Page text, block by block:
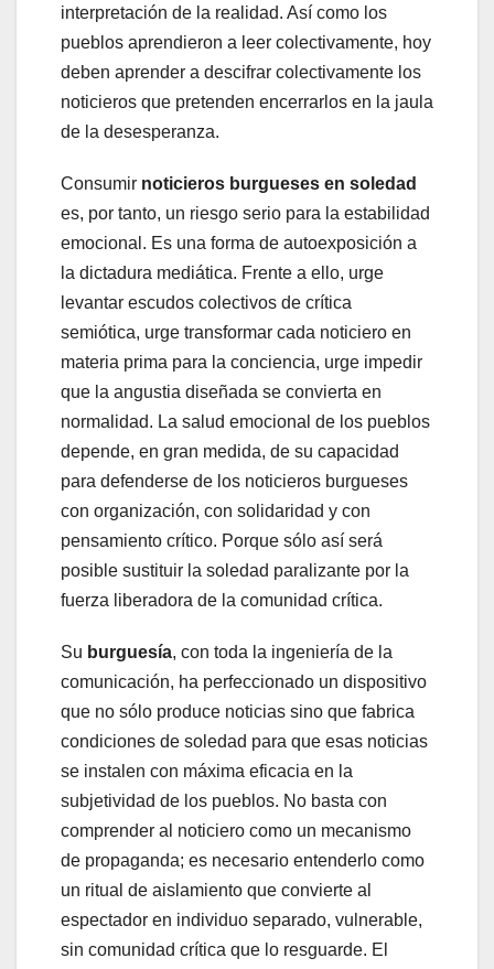
interpretación de la realidad. Así como los
pueblos aprendieron a leer colectivamente, hoy
deben aprender a descifrar colectivamente los
noticieros que pretenden encerrarlos en la jaula
de la desesperanza.
Consumir noticieros burgueses en soledad
es, por tanto, un riesgo serio para la estabilidad
emocional. Es una forma de autoexposición a
la dictadura mediática. Frente a ello, urge
levantar escudos colectivos de crítica
semiótica, urge transformar cada noticiero en
materia prima para la conciencia, urge impedir
que la angustia diseñada se convierta en
normalidad. La salud emocional de los pueblos
depende, en gran medida, de su capacidad
para defenderse de los noticieros burgueses
con organización, con solidaridad y con
pensamiento crítico. Porque sólo así será
posible sustituir la soledad paralizante por la
fuerza liberadora de la comunidad crítica.
Su burguesía, con toda la ingeniería de la
comunicación, ha perfeccionado un dispositivo
que no sólo produce noticias sino que fabrica
condiciones de soledad para que esas noticias
se instalen con máxima eficacia en la
subjetividad de los pueblos. No basta con
comprender al noticiero como un mecanismo
de propaganda; es necesario entenderlo como
un ritual de aislamiento que convierte al
espectador en individuo separado, vulnerable,
sin comunidad crítica que lo resguarde. El